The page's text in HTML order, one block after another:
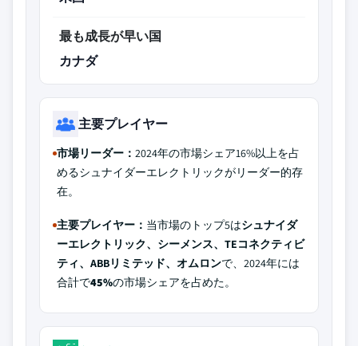
最も成長が早い国
カナダ
主要プレイヤー
市場リーダー： 2024年の市場シェア16%以上を占
めるシュナイダーエレクトリックがリーダー的存
在。
主要プレイヤー： 当市場のトップ5はシュナイダ
ーエレクトリック、シーメンス、TEコネクティビ
ティ、ABBリミテッド、オムロンで、2024年には
合計で45%の市場シェアを占めた。